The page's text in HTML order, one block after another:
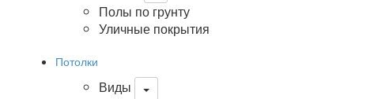
Полы по грунту
Уличные покрытия
Потолки
Виды